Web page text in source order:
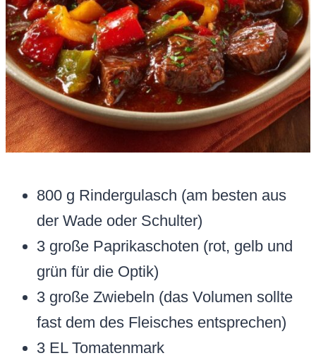
800 g Rindergulasch (am besten aus
der Wade oder Schulter)
3 große Paprikaschoten (rot, gelb und
grün für die Optik)
3 große Zwiebeln (das Volumen sollte
fast dem des Fleisches entsprechen)
3 EL Tomatenmark